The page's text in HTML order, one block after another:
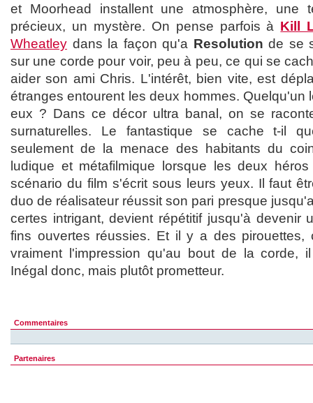
et Moorhead installent une atmosphère, une
précieux, un mystère. On pense parfois à Kill
Wheatley dans la façon qu'a Resolution de se
sur une corde pour voir, peu à peu, ce qui se
aider son ami Chris. L'intérêt, bien vite, est
étranges entourent les deux hommes. Quelqu'un
eux ? Dans ce décor ultra banal, on se
surnaturelles. Le fantastique se cache t-il
seulement de la menace des habitants du
ludique et métafilmique lorsque les deux
scénario du film s'écrit sous leurs yeux. Il faut
duo de réalisateur réussit son pari presque
certes intrigant, devient répétitif jusqu'à devenir
fins ouvertes réussies. Et il y a des pirouettes,
vraiment l'impression qu'au bout de la corde,
Inégal donc, mais plutôt prometteur.
Commentaires
Partenaires